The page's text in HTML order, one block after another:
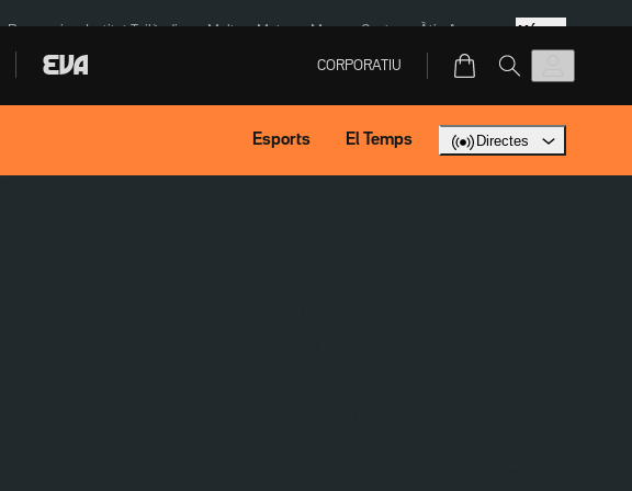
Paraguai Institut Tailàndia Multa a Meta Menors Ceuta Àtic Ayuso Més
CORPORATIU
Esports El Temps Directes